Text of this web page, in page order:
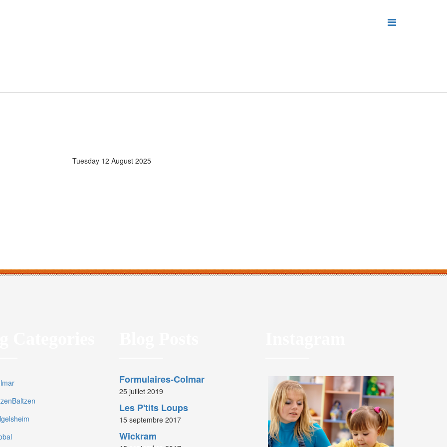
Tuesday 12 August 2025
Formulaires-Colmar
25 juillet 2019
Les P'tits Loups
15 septembre 2017
Wickram